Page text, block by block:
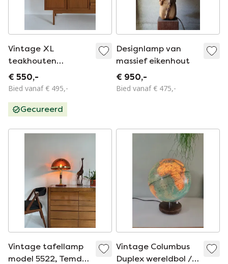
Vintage XL
teakhouten
tafellamp, Dyrlund
‘80
€ 550,-
Bied vanaf € 495,-
Gecureerd
Designlamp van
massief eikenhout
€ 950,-
Bied vanaf € 475,-
Vintage tafellamp
model 5522, Temde
Vintage Columbus
Duplex wereldbol /